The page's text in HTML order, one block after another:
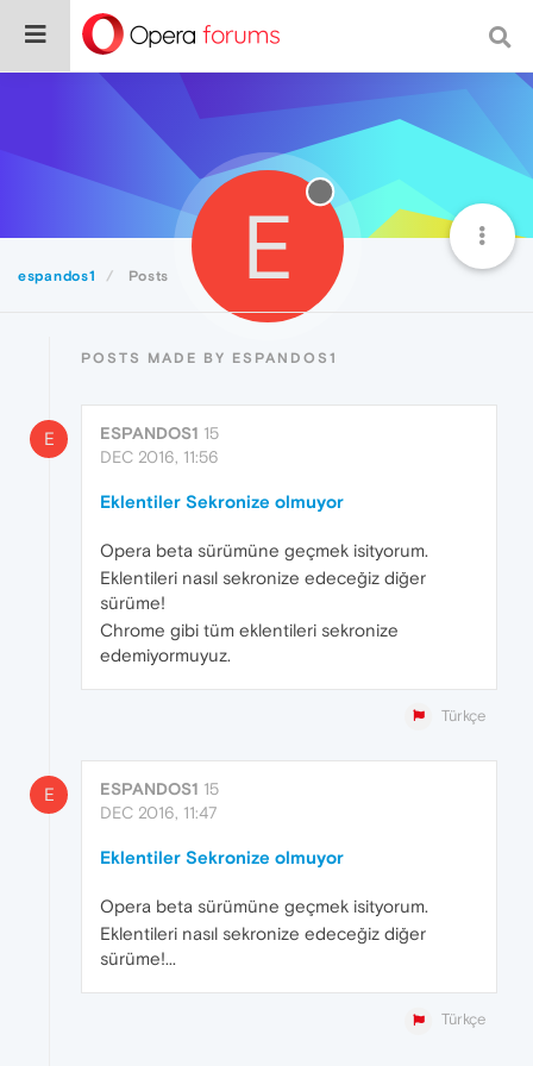
espandos1 Posts E
POSTS MADE BY ESPANDOS1
E ESPANDOS1 15
DEC 2016, 11:56
Eklentiler Sekronize olmuyor
Opera beta sürümüne geçmek isityorum.
Eklentileri nasıl sekronize edeceğiz diğer
sürüme!
Chrome gibi tüm eklentileri sekronize
edemiyormuyuz.
Türkçe
E ESPANDOS1 15
DEC 2016, 11:47
Eklentiler Sekronize olmuyor
Opera beta sürümüne geçmek isityorum.
Eklentileri nasıl sekronize edeceğiz diğer
sürüme!...
Türkçe